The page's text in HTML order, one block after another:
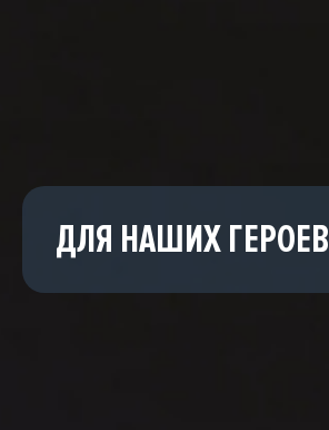
ДЛЯ НАШИХ ГЕРОЕВ